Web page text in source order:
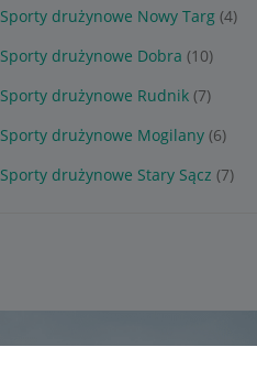
Sporty drużynowe Nowy Targ (4)
Sporty drużynowe Dobra (10)
Sporty drużynowe Rudnik (7)
Sporty drużynowe Mogilany (6)
Sporty drużynowe Stary Sącz (7)